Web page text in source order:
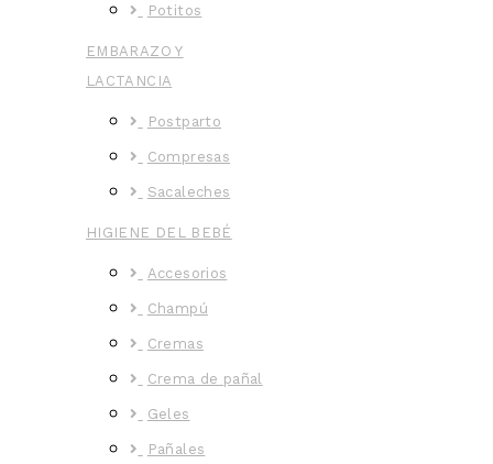
Potitos
EMBARAZO Y
LACTANCIA
Postparto
Compresas
Sacaleches
HIGIENE DEL BEBÉ
Accesorios
Champú
Cremas
Crema de pañal
Geles
Pañales